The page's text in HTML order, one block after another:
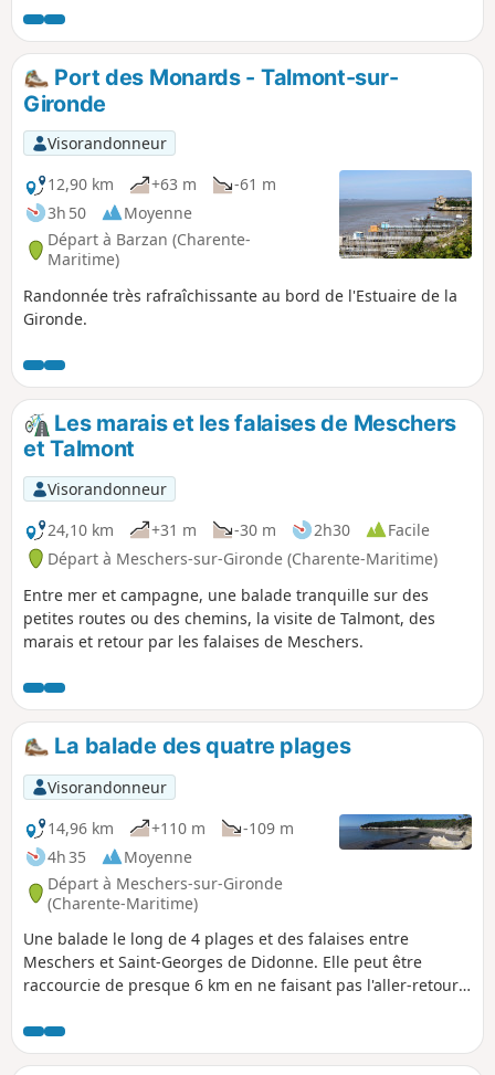
Port des Monards - Talmont-sur-
Gironde
Visorandonneur
12,90 km
+63 m
-61 m
3h 50
Moyenne
Départ à Barzan (Charente-
Maritime)
Randonnée très rafraîchissante au bord de l'Estuaire de la
Gironde.
Les marais et les falaises de Meschers
et Talmont
Visorandonneur
24,10 km
+31 m -30 m 2h30
Facile
Départ à Meschers-sur-Gironde (Charente-Maritime)
Entre mer et campagne, une balade tranquille sur des
petites routes ou des chemins, la visite de Talmont, des
marais et retour par les falaises de Meschers.
La balade des quatre plages
Visorandonneur
14,96 km
+110 m
-109 m
4h 35
Moyenne
Départ à Meschers-sur-Gironde
(Charente-Maritime)
Une balade le long de 4 plages et des falaises entre
Meschers et Saint-Georges de Didonne. Elle peut être
raccourcie de presque 6 km en ne faisant pas l'aller-retour
marche sera plus facile si la marée n'est pas trop haute, car
le tracé suit les plages.